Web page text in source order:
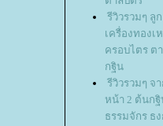
รีวิวรวมๆ ลู
เครื่องทอง
ครอบไตร ต
กฐิน
รีวิวรวมๆ จ
หน้า 2 ต้นก
ธรรมจักร ธ